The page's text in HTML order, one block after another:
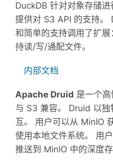
DuckDB 针对对象存储
提供对 S3 API 的支持。
和简单的支持调用了扩
持读/写/通配文件。
内部文档
Apache Druid 是一个
与 S3 兼容。 Druid 以独
互。 用户可以从 MinIO
使用本地文件系统。 用
推送到 MinIO 中的深度